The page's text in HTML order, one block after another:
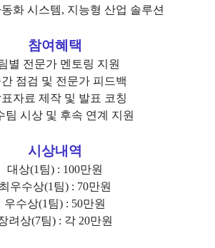
화 시스템, 지능형 산업 솔루션
참여혜택
별 전문가 멘토링 지원
점검 및 전문가 피드백
자료 제작 및 발표 코칭
팀 시상 및 후속 연계 지원
시상내역
대상(1팀) : 100만원
최우수상(1팀) : 70만원
우수상(1팀) : 50만원
려상(7팀) : 각 20만원